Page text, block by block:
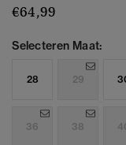
€64,99
Selecteren Maat:
28 29
36 38